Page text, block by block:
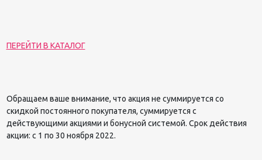
ПЕРЕЙТИ В КАТАЛОГ
Обращаем ваше внимание, что акция не суммируется со
скидкой постоянного покупателя, суммируется с
действующими акциями и бонусной системой. Срок действия
акции: с 1 по 30 ноября 2022.